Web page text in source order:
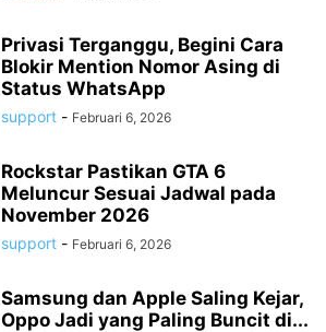
Privasi Terganggu, Begini Cara
Blokir Mention Nomor Asing di
Status WhatsApp
support - Februari 6, 2026
Rockstar Pastikan GTA 6
Meluncur Sesuai Jadwal pada
November 2026
support - Februari 6, 2026
Samsung dan Apple Saling Kejar,
Oppo Jadi yang Paling Buncit di...